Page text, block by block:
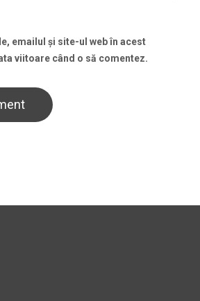
emailul și site-ul web în acest
viitoare când o să comentez.